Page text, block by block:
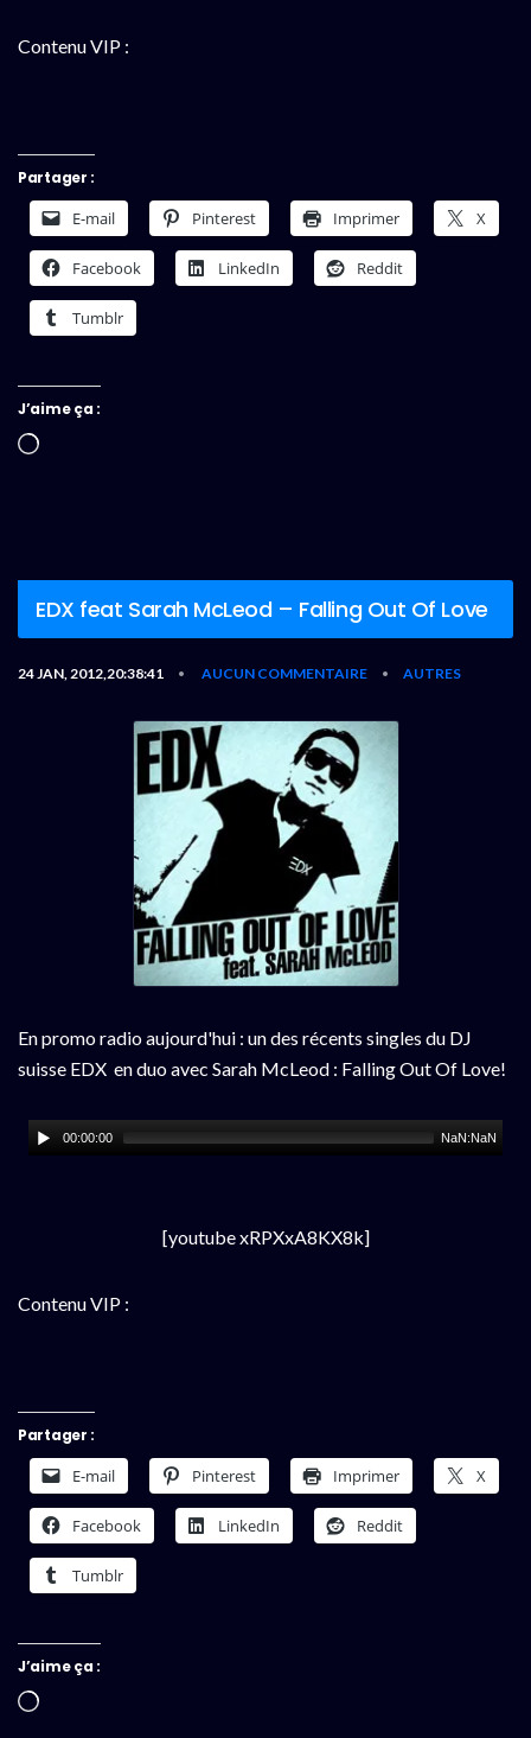
Contenu VIP :
Partager :
E-mail Pinterest Imprimer X
Facebook LinkedIn Reddit
Tumblr
J’aime ça :
Chargement…
EDX feat Sarah McLeod – Falling Out Of Love
24 JAN, 2012,20:38:41 • AUCUN COMMENTAIRE • AUTRES
En promo radio aujourd'hui : un des récents singles du DJ
suisse EDX en duo avec Sarah McLeod : Falling Out Of Love!
00:00:00 NaN:NaN
[youtube xRPXxA8KX8k]
Contenu VIP :
Partager :
E-mail Pinterest Imprimer X
Facebook LinkedIn Reddit
Tumblr
J’aime ça :
Chargement…